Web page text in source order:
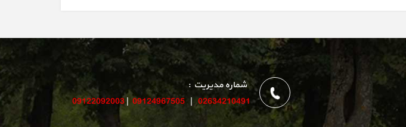
شماره مدیریت :
02634210491
|
09124967505
|
09122092003